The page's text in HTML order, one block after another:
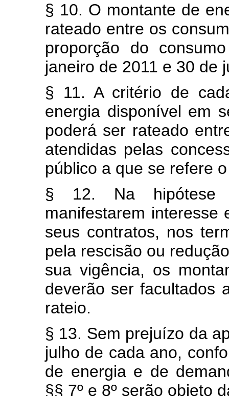
§ 10. O montante de
rateado entre os
proporção do
janeiro de 2011 e 30 de
§ 11. A critério de
energia disponível em
poderá ser rateado
atendidas pelas
público a que se refere
§ 12. Na hipótese
manifestarem interesse
seus contratos, nos
pela rescisão ou
sua vigência, os
deverão ser facultados
rateio.
§ 13. Sem prejuízo da
julho de cada ano,
de energia e de
§§ 7º e 8º serão objeto